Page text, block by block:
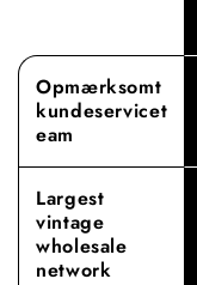
Opmærksomt
kundeservicet
eam
Largest
vintage
wholesale
network